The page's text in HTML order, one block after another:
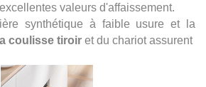
valeurs d'affaissement.
synthétique à faible usure et la
la coulisse tiroir et du chariot assurent